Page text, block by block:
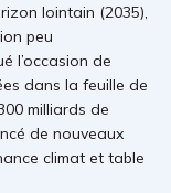
lointain (2035),
peu
l’occasion de
dans la feuille de
milliards de
de nouveaux
climat et table